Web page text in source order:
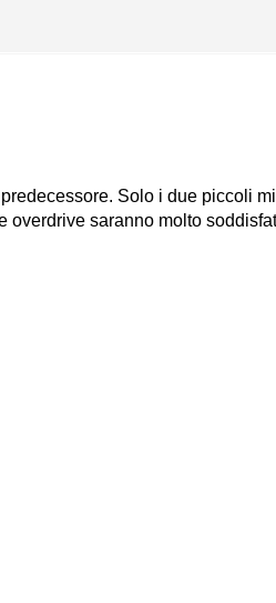
Solo i due piccoli
overdrive saranno molto